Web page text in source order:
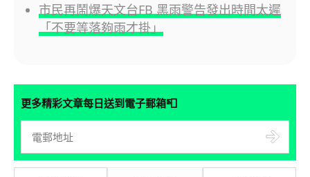
市民再鬧爆天文台FB 黑雨警告發出時間太遲
「不要等落夠雨才掛」
更多精彩文章每日送到電子郵箱📮